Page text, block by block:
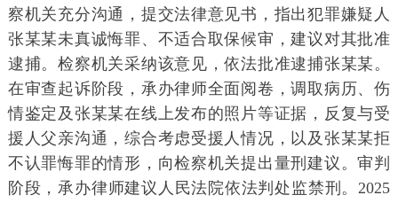
察机关充分沟通，提交法律意见书，指出犯罪嫌疑人
张某某未真诚悔罪、不适合取保候审，建议对其批准
逮捕。检察机关采纳该意见，依法批准逮捕张某某。
在审查起诉阶段，承办律师全面阅卷，调取病历、伤
情鉴定及张某某在线上发布的照片等证据，反复与受
援人父亲沟通，综合考虑受援人情况，以及张某某拒
不认罪悔罪的情形，向检察机关提出量刑建议。审判
阶段，承办律师建议人民法院依法判处监禁刑。2025